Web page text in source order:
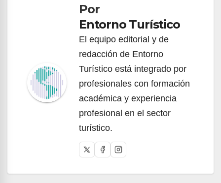
entradasPor
Entorno Turístico
El equipo editorial y de
redacción de Entorno
Turístico está integrado por
profesionales con formación
académica y experiencia
profesional en el sector
turístico.